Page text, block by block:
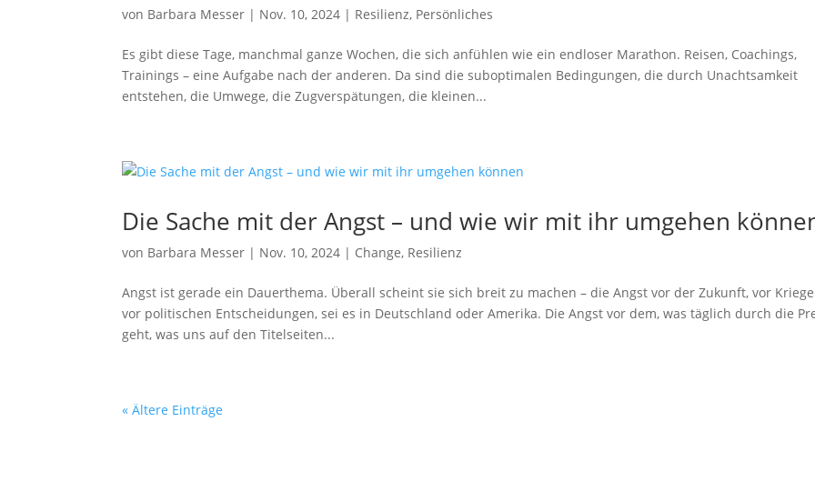
von Barbara Messer | Nov. 10, 2024 | Resilienz, Persönliches
Es gibt diese Tage, manchmal ganze Wochen, die sich anfühlen wie ein endloser Marathon. Reisen, Coachings,
Trainings – eine Aufgabe nach der anderen. Da sind die suboptimalen Bedingungen, die durch Unachtsamkeit
entstehen, die Umwege, die Zugverspätungen, die kleinen...
Die Sache mit der Angst – und wie wir mit ihr umgehen
von Barbara Messer | Nov. 10, 2024 | Change, Resilienz
Angst ist gerade ein Dauerthema. Überall scheint sie sich breit zu machen – die Angst vor der Zukunft, vor
vor politischen Entscheidungen, sei es in Deutschland oder Amerika. Die Angst vor dem, was täglich durch die
geht, was uns auf den Titelseiten...
« Ältere Einträge